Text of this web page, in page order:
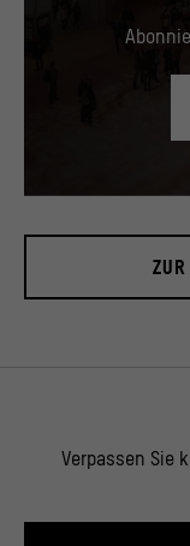
Verpassen Sie